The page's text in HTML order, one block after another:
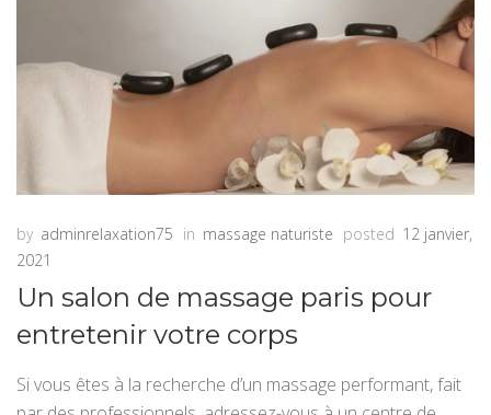
by adminrelaxation75 in massage naturiste posted 12 janvier,
2021
Un salon de massage paris pour
entretenir votre corps
Si vous êtes à la recherche d’un massage performant, fait